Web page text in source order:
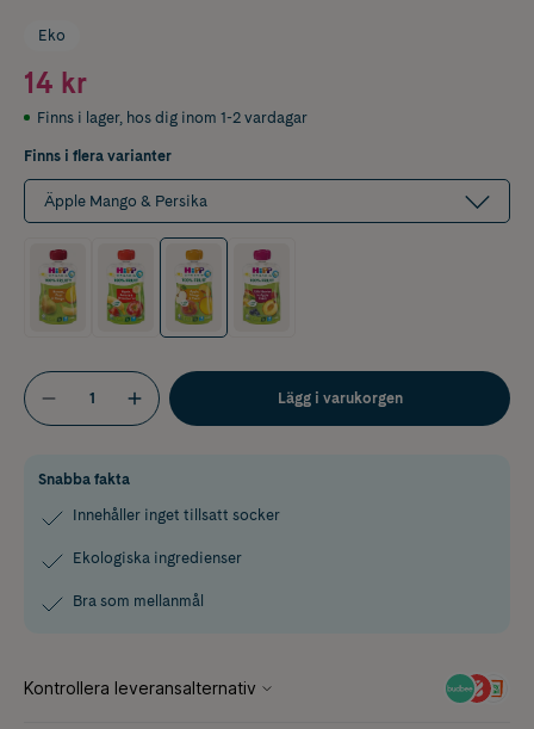
Eko
14 kr
Finns i lager, hos dig inom 1-2 vardagar
Finns i flera varianter
Äpple Mango & Persika
Lägg i varukorgen
Snabba fakta
Innehåller inget tillsatt socker
Ekologiska ingredienser
Bra som mellanmål